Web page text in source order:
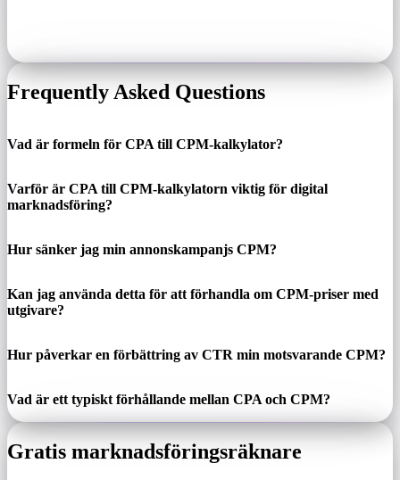
Frequently Asked Questions
Vad är formeln för CPA till CPM-kalkylator?
Varför är CPA till CPM-kalkylatorn viktig för digital
marknadsföring?
Hur sänker jag min annonskampanjs CPM?
Kan jag använda detta för att förhandla om CPM-priser med
utgivare?
Hur påverkar en förbättring av CTR min motsvarande CPM?
Vad är ett typiskt förhållande mellan CPA och CPM?
Gratis marknadsföringsräknare